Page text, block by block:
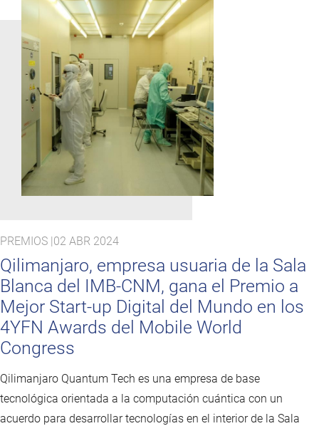
PREMIOS |02 ABR 2024
Qilimanjaro, empresa usuaria de la Sala
Blanca del IMB-CNM, gana el Premio a
Mejor Start-up Digital del Mundo en los
4YFN Awards del Mobile World
Congress
Qilimanjaro Quantum Tech es una empresa de base
tecnológica orientada a la computación cuántica con un
acuerdo para desarrollar tecnologías en el interior de la Sala